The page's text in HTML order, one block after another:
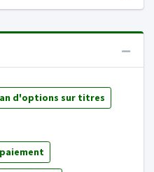
d'options sur titres